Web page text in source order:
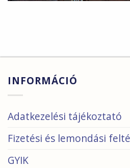
INFORMÁCIÓ
Adatkezelési tájékoztató
Fizetési és lemondási
GYIK